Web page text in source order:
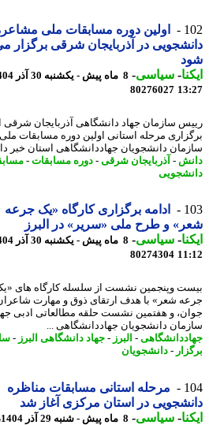
اولین دوره مسابقات ملی مشاعره
در آذربایجان شرقی برگزار می
-سیاسی-
8 ماه پیش - یکشنبه 30 آذر 1404،
80276027
سازمان جهاد دانشگاهی آذربایجان شرقی از
مرحله استانی اولین دوره مسابقات ملی
دانشجویان جهاددانشگاهی استان خبر داد. -
-آذربایجان شرقی-دوره مسابقات-مسابقات
ادامه برگزاری کارگاه «یک جرعه
و طرح ملی «سریر» در البرز
-سیاسی-
8 ماه پیش - یکشنبه 30 آذر 1404،
80274304
وپنجمین نشست از سلسله کارگاه های «یک
شعر» با هدف ارتقای ذوق و مهارت شاعران
و هفتمین نشست حلقه مطالعاتی ادبی جهاد
دانشجویان جهاددانشگاهی ...
-البرز -جهاد دانشگاهی البرز -
- دانشجویان
مرحله استانی مسابقات مناظره
در استان مرکزی آغاز شد
-سیاسی-
8 ماه پیش - شنبه 29 آذر 1404،